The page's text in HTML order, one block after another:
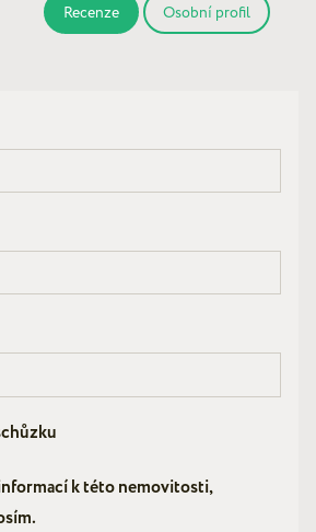
Recenze Osobní profil
k této nemovitosti,